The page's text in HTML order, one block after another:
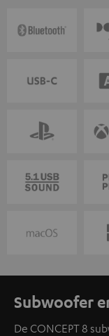
Subwoofer
De CONCEPT 8